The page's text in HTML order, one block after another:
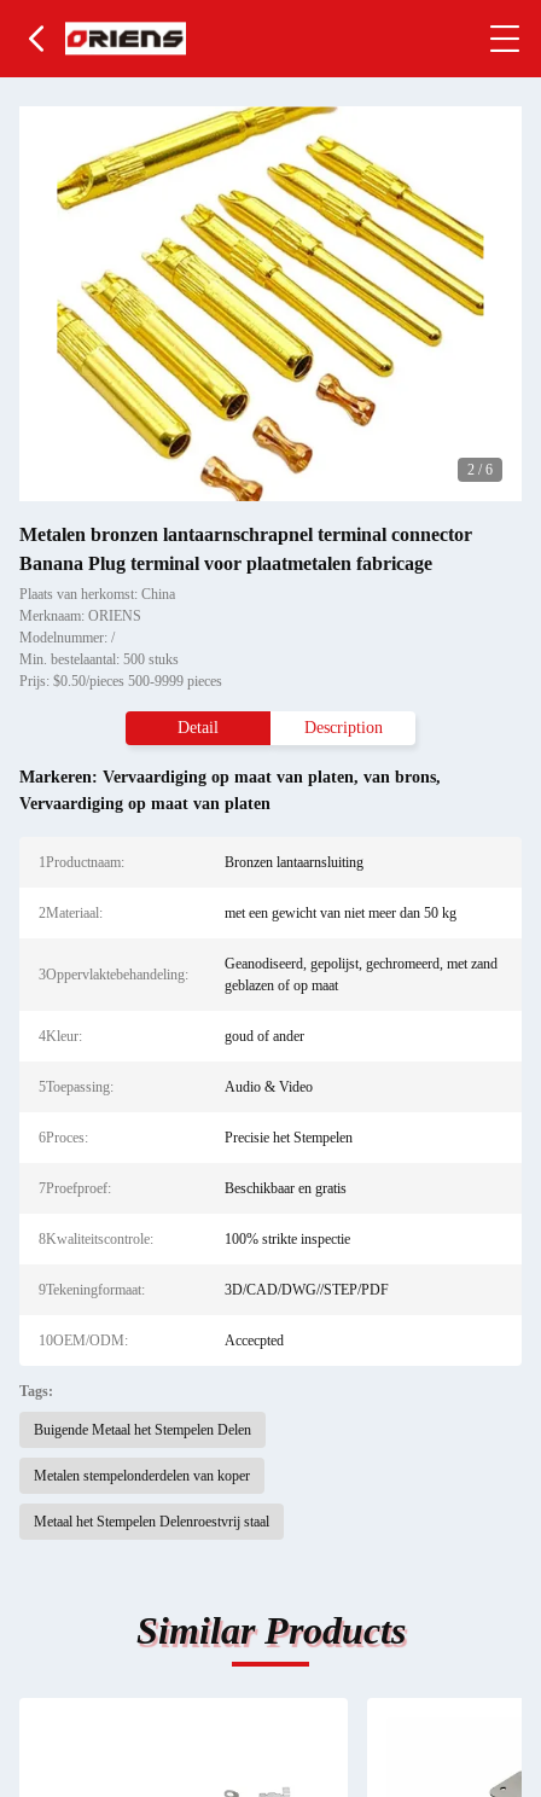
2 / 6
Metalen bronzen lantaarnschrapnel terminal connector
Banana Plug terminal voor plaatmetalen fabricage
Plaats van herkomst: China
Merknaam: ORIENS
Modelnummer: /
Min. bestelaantal: 500 stuks
Prijs: $0.50/pieces 500-9999 pieces
Detail Description
Markeren: Vervaardiging op maat van platen, van brons,
Vervaardiging op maat van platen
1Productnaam: Bronzen lantaarnsluiting
2Materiaal: met een gewicht van niet meer dan 50 kg
3Oppervlaktebehandeling:
Geanodiseerd, gepolijst, gechromeerd, met zand
geblazen of op maat
4Kleur: goud of ander
5Toepassing: Audio & Video
6Proces: Precisie het Stempelen
7Proefproef: Beschikbaar en gratis
8Kwaliteitscontrole: 100% strikte inspectie
9Tekeningformaat: 3D/CAD/DWG//STEP/PDF
10OEM/ODM: Accecpted
Tags:
Buigende Metaal het Stempelen Delen
Metalen stempelonderdelen van koper
Metaal het Stempelen Delenroestvrij staal
Similar Products